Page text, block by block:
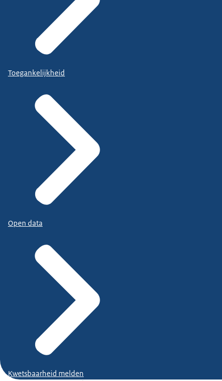
Toegankelijkheid
Open data
Kwetsbaarheid melden